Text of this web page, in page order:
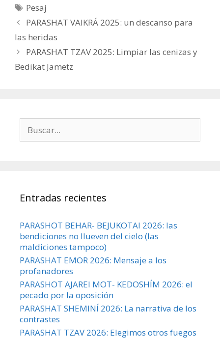
Etiquetas
Pesaj
PARASHAT VAIKRÁ 2025: un descanso para
las heridas
PARASHAT TZAV 2025: Limpiar las cenizas y
Bedikat Jametz
Entradas recientes
PARASHOT BEHAR- BEJUKOTAI 2026: las
bendiciones no llueven del cielo (las
maldiciones tampoco)
PARASHAT EMOR 2026: Mensaje a los
profanadores
PARASHOT AJAREI MOT- KEDOSHÍM 2026: el
pecado por la oposición
PARASHAT SHEMINÍ 2026: La narrativa de los
contrastes
PARASHAT TZAV 2026: Elegimos otros fuegos